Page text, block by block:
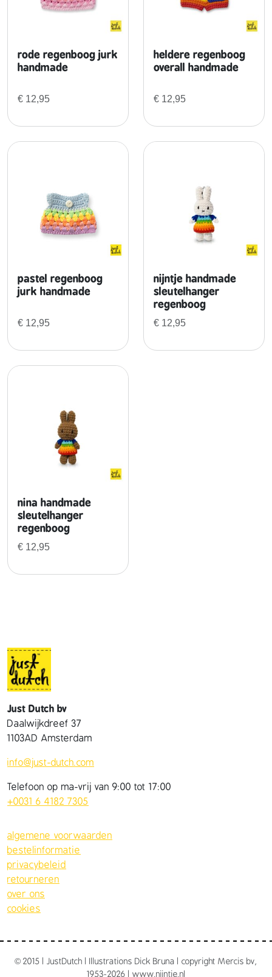
rode regenboog jurk
handmade
€ 12,95
heldere regenboog
overall handmade
€ 12,95
pastel regenboog
jurk handmade
€ 12,95
nijntje handmade
sleutelhanger
regenboog
€ 12,95
nina handmade
sleutelhanger
regenboog
€ 12,95
Just Dutch bv
Daalwijkdreef 37
1103AD Amsterdam
info@just-dutch.com
Telefoon op ma-vrij van 9:00 tot 17:00
+0031 6 4182 7305
algemene voorwaarden
bestelinformatie
privacybeleid
retourneren
over ons
cookies
© 2015 | JustDutch | Illustrations Dick Bruna | copyright Mercis bv,
1953-2026 | www.nijntje.nl